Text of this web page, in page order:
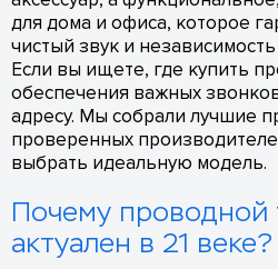
для дома и офиса, которое
чистый звук и
Если вы ищете, где купить
обеспечения важных
адресу. Мы собрали лучшие
проверенных
выбрать идеальную модель.
Почему проводной
актуален в 21 веке?